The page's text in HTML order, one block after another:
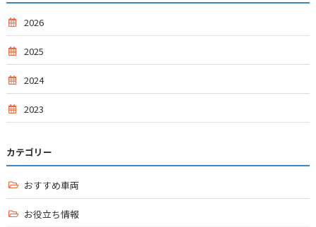
2026
2025
2024
2023
カテゴリー
おすすめ車両
お役立ち情報